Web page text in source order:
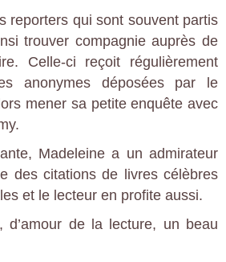
reporters qui sont souvent partis
trouver compagnie auprès de
Celle-ci reçoit régulièrement
anonymes déposées par le
mener sa petite enquête avec
Madeleine a un admirateur
des citations de livres célèbres
et le lecteur en profite aussi.
d’amour de la lecture, un beau